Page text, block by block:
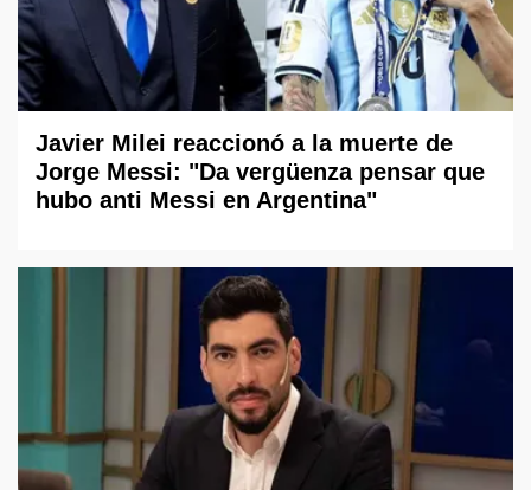
Javier Milei reaccionó a la muerte de
Jorge Messi: "Da vergüenza pensar que
hubo anti Messi en Argentina"